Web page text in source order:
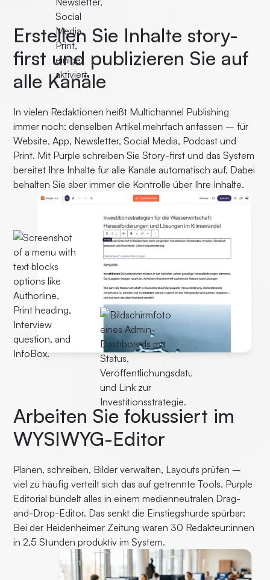
Erstellen Sie Inhalte story-
first und publizieren Sie auf
alle Kanäle
In vielen Redaktionen heißt Multichannel Publishing
immer noch: denselben Artikel mehrfach anfassen – für
Website, App, Newsletter, Social Media, Podcast und
Print. Mit Purple schreiben Sie Story-first und das System
bereitet Ihre Inhalte für alle Kanäle automatisch auf. Dabei
behalten Sie aber immer die Kontrolle über Ihre Inhalte.
Arbeiten Sie fokussiert im
WYSIWYG-Editor
Planen, schreiben, Bilder verwalten, Layouts prüfen –
viel zu häufig verteilt sich das auf getrennte Tools. Purple
Editorial bündelt alles in einem medienneutralen Drag-
and-Drop-Editor. Das senkt die Einstiegshürde spürbar:
Bei der Heidenheimer Zeitung waren 30 Redakteur:innen
in 2,5 Stunden produktiv im System.